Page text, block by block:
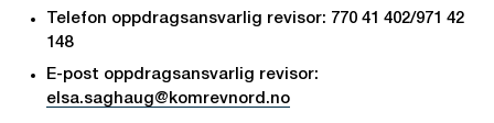
Telefon oppdragsansvarlig revisor: 770 41 402/971 42
148
E-post oppdragsansvarlig revisor:
elsa.saghaug@komrevnord.no